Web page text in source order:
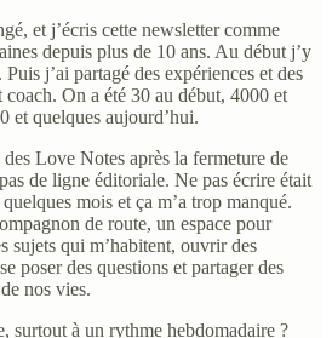
et j’écris cette newsletter comme
depuis plus de 10 ans. Au début j’y
j’ai partagé des expériences et des
coach. On a été 30 au début, 4000 et
et quelques aujourd’hui.
Love Notes après la fermeture de
de ligne éditoriale. Ne pas écrire était
mois et ça m’a trop manqué.
de route, un espace pour
sujets qui m’habitent, ouvrir des
poser des questions et partager des
nos vies.
surtout à un rythme hebdomadaire ?